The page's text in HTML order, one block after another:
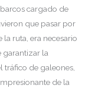
cargado de
que pasar por
ruta, era necesario
garantizar la
tráfico de galeones,
de la